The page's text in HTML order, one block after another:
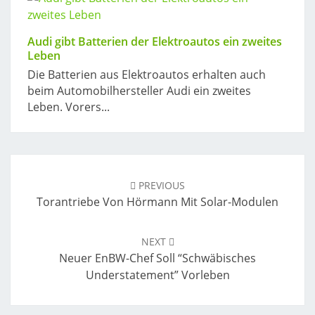
Audi gibt Batterien der Elektroautos ein zweites
Leben
Die Batterien aus Elektroautos erhalten auch
beim Automobilhersteller Audi ein zweites
Leben. Vorers...
PREVIOUS
Torantriebe Von Hörmann Mit Solar-Modulen
NEXT
Neuer EnBW-Chef Soll “schwäbisches
Understatement” Vorleben